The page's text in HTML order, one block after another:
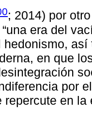
; 2014) por
era del
hedonismo,
en que
por
repercute en la